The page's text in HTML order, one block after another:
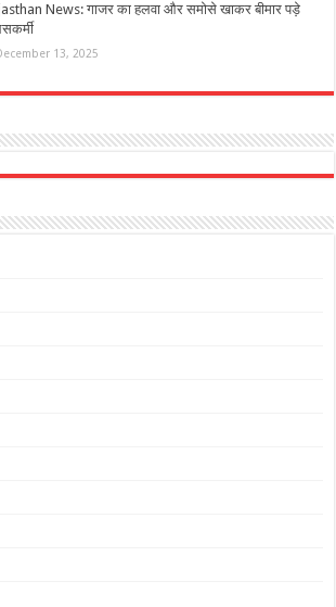
News: गाजर का हलवा और समोसे खाकर बीमार पड़े
13, 2025